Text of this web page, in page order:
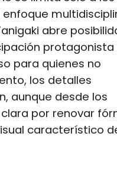
abre
protagonista
para quienes no
los detalles
aunque desde los
por renovar
característico